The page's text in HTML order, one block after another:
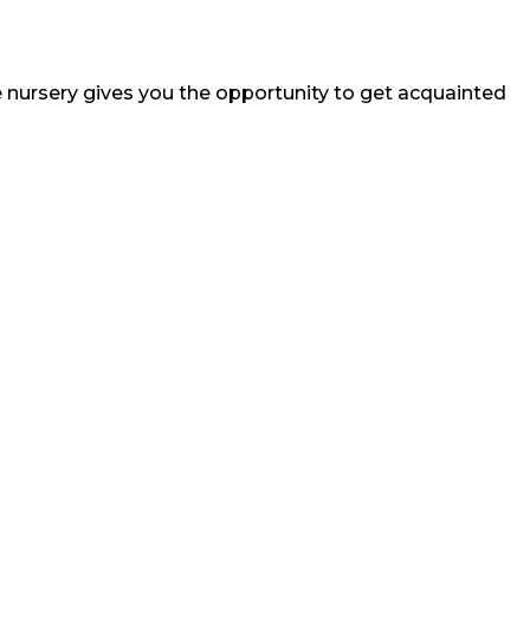
nursery gives you the opportunity to get acquainted